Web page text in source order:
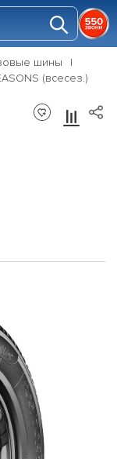
шины
(всесез.)